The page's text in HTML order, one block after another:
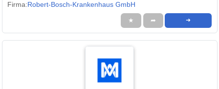
Firma:Robert-Bosch-Krankenhaus GmbH
★ ➦ ➜